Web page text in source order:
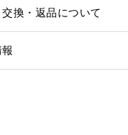
換・返品について